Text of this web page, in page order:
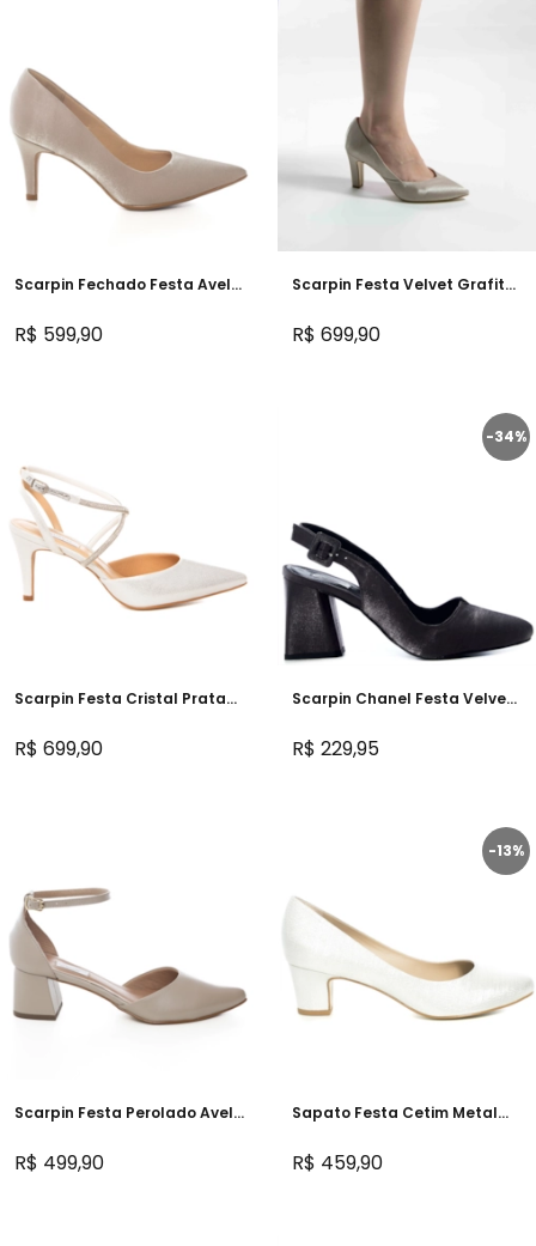
Scarpin Fechado Festa Avelã
R$ 599,90
Scarpin Festa Velvet Grafite
235D.60011
R$ 699,90
Scarpin Festa Cristal Prata
R$ 699,90
-34%
Scarpin Chanel Festa Velvet
R$ 229,95
Scarpin Festa Perolado Avelã
R$ 499,90
-13%
Sapato Festa Cetim Metal
R$ 459,90